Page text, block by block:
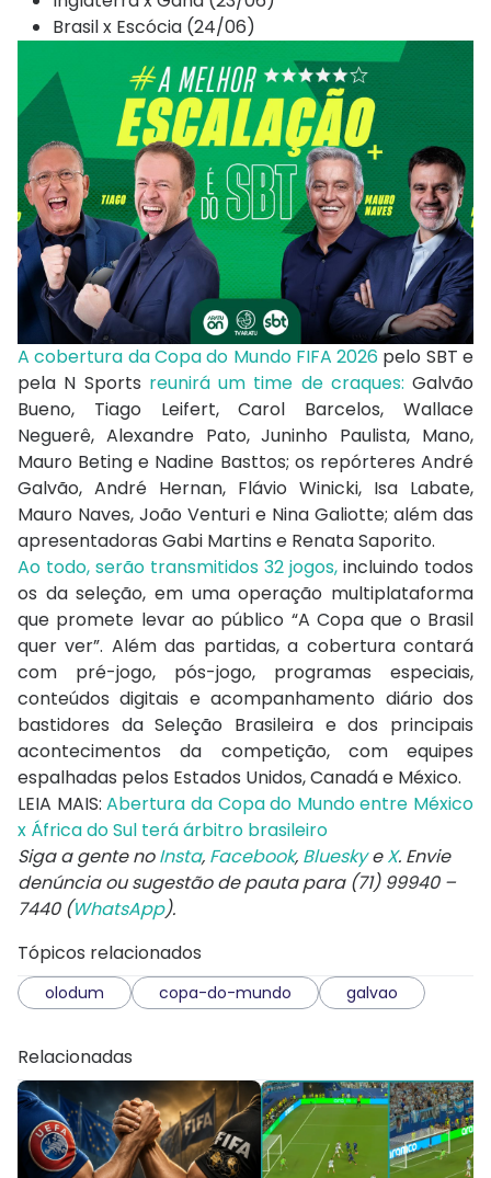
Brasil x Escócia (24/06)
A cobertura da Copa do Mundo FIFA 2026 pelo SBT e
pela N Sports reunirá um time de craques: Galvão
Bueno, Tiago Leifert, Carol Barcelos, Wallace
Neguerê, Alexandre Pato, Juninho Paulista, Mano,
Mauro Beting e Nadine Basttos; os repórteres André
Galvão, André Hernan, Flávio Winicki, Isa Labate,
Mauro Naves, João Venturi e Nina Galiotte; além das
apresentadoras Gabi Martins e Renata Saporito.
Ao todo, serão transmitidos 32 jogos, incluindo todos
os da seleção, em uma operação multiplataforma
que promete levar ao público “A Copa que o Brasil
quer ver”. Além das partidas, a cobertura contará
com pré-jogo, pós-jogo, programas especiais,
conteúdos digitais e acompanhamento diário dos
bastidores da Seleção Brasileira e dos principais
acontecimentos da competição, com equipes
espalhadas pelos Estados Unidos, Canadá e México.
LEIA MAIS:Abertura da Copa do Mundo entre México
x África do Sul terá árbitro brasileiro
Siga a gente noInsta, Facebook, BlueskyeX. Envie
denúncia ou sugestão de pauta para (71) 99940 –
7440 (WhatsApp).
Tópicos relacionados
olodum copa-do-mundo galvao
Relacionadas